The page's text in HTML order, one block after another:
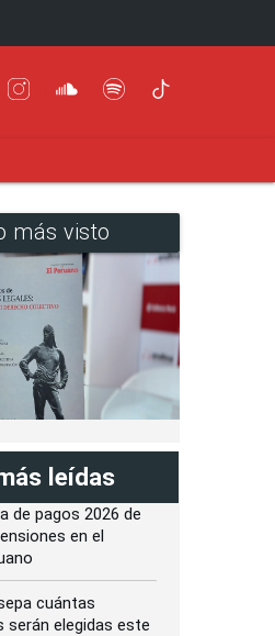
más visto
leídas
de pagos 2026 de
en el
cuántas
serán elegidas este